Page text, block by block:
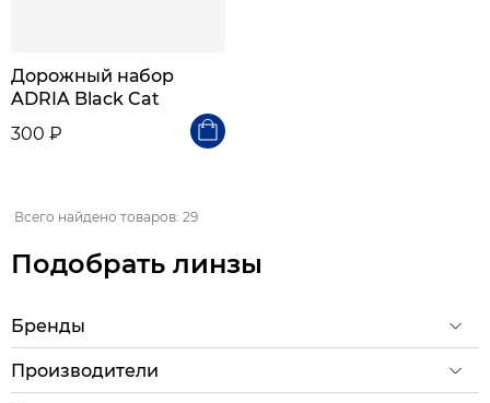
Дорожный набор
ADRIA Black Cat
300 ₽
Всего найдено товаров: 29
Подобрать линзы
Бренды
Производители